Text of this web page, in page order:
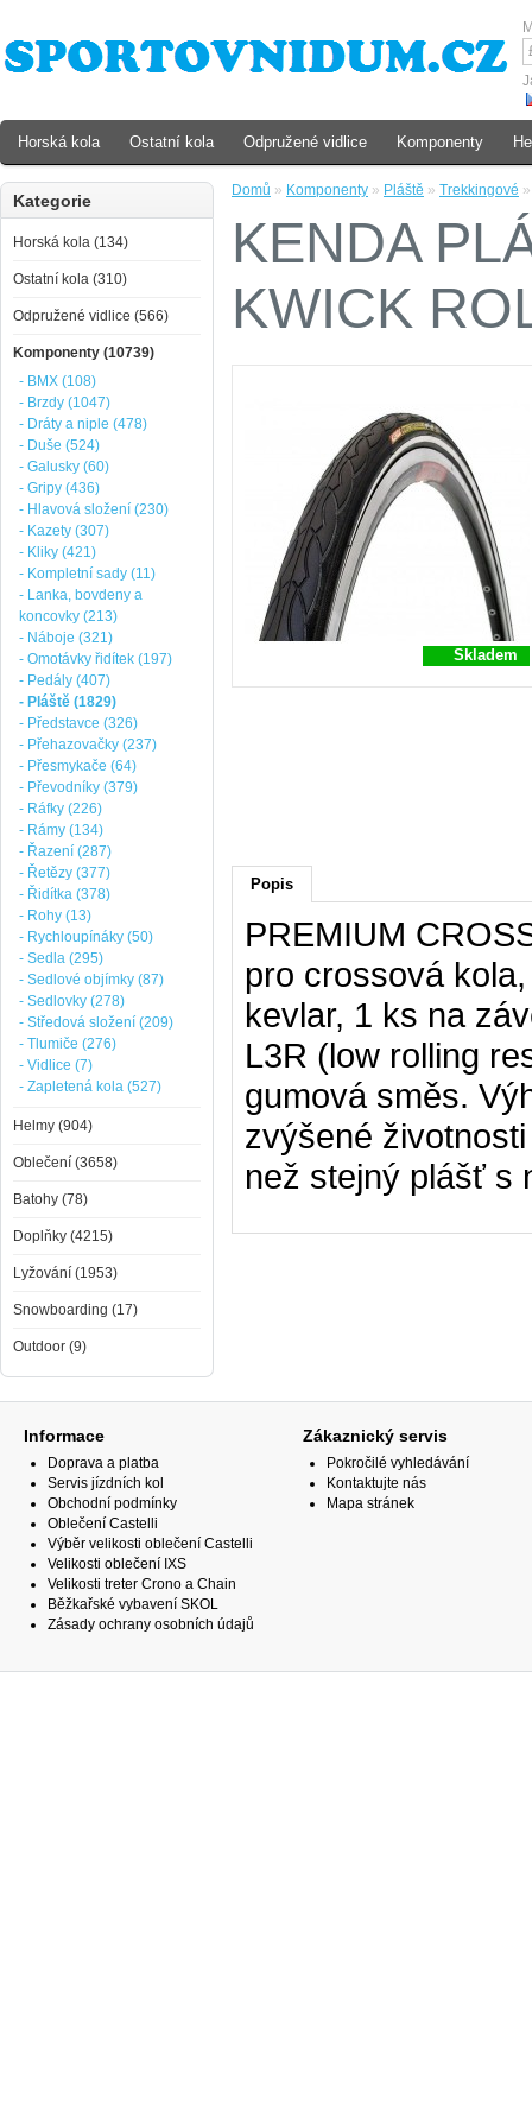
Domů » Komponenty » Pláště » Trekkingové
KENDA
KWICK
Skladem
Popis
PREMIUM
pro crossová
kevlar, 1 ks na
L3R (low rolling
gumová směs.
zvýšené
než stejný plášť s
Kategorie
Horská kola (134)
Ostatní kola (310)
Odpružené vidlice (566)
Komponenty (10739)
- BMX (108)
- Brzdy (1047)
- Dráty a niple (478)
- Duše (524)
- Galusky (60)
- Gripy (436)
- Hlavová složení (230)
- Kazety (307)
- Kliky (421)
- Kompletní sady (11)
- Lanka, bovdeny a
koncovky (213)
- Náboje (321)
- Omotávky řidítek (197)
- Pedály (407)
- Pláště (1829)
- Představce (326)
- Přehazovačky (237)
- Přesmykače (64)
- Převodníky (379)
- Ráfky (226)
- Rámy (134)
- Řazení (287)
- Řetězy (377)
- Řidítka (378)
- Rohy (13)
- Rychloupínáky (50)
- Sedla (295)
- Sedlové objímky (87)
- Sedlovky (278)
- Středová složení (209)
- Tlumiče (276)
- Vidlice (7)
- Zapletená kola (527)
Helmy (904)
Oblečení (3658)
Batohy (78)
Doplňky (4215)
Lyžování (1953)
Snowboarding (17)
Outdoor (9)
Horská kola Ostatní kola Odpružené vidlice Komponenty
Informace
Doprava a platba
Servis jízdních kol
Obchodní podmínky
Oblečení Castelli
Výběr velikosti oblečení Castelli
Velikosti oblečení IXS
Velikosti treter Crono a Chain
Běžkařské vybavení SKOL
Zásady ochrany osobních údajů
Zákaznický servis
Pokročilé vyhledávání
Kontaktujte nás
Mapa stránek